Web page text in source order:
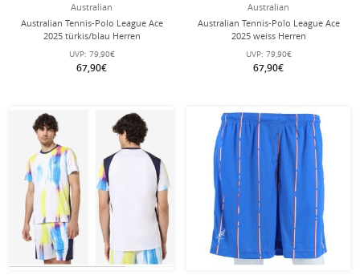
Australian
Australian Tennis-Polo League Ace
2025 türkis/blau Herren
UVP: 79,90€
67,90€
Australian
Australian Tennis-Polo League Ace
2025 weiss Herren
UVP: 79,90€
67,90€